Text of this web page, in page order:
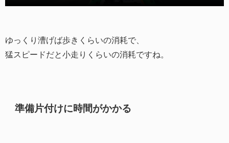
ゆっくり漕げば歩きくらいの消耗で、
猛スピードだと小走りくらいの消耗ですね。
準備片付けに時間がかかる